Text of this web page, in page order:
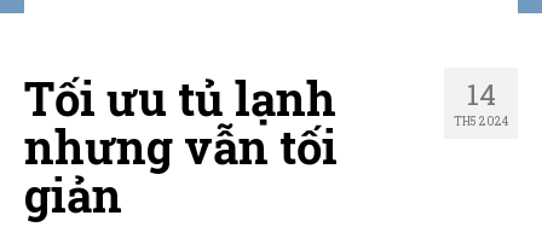
Giới thiệu
Hoạt động
Thư viện
14
TH5 2024
Tối ưu tủ lạnh
nhưng vẫn tối
giản